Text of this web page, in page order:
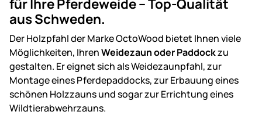
für Ihre Pferdeweide – Top-Qualität
aus Schweden.
Der Holzpfahl der Marke OctoWood bietet Ihnen viele
Möglichkeiten, IhrenWeidezaun oder Paddockzu
gestalten. Er eignet sich als Weidezaunpfahl, zur
Montage eines Pferdepaddocks, zur Erbauung eines
schönen Holzzauns und sogar zur Errichtung eines
Wildtierabwehrzauns.